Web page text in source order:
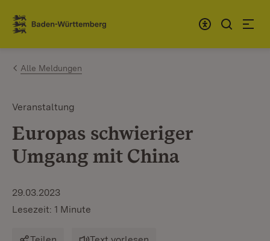
Zum Inhalt springen
Link zur Startseite
Alle Meldungen
Veranstaltung
Europas schwieriger
Umgang mit China
29.03.2023
Lesezeit: 1 Minute